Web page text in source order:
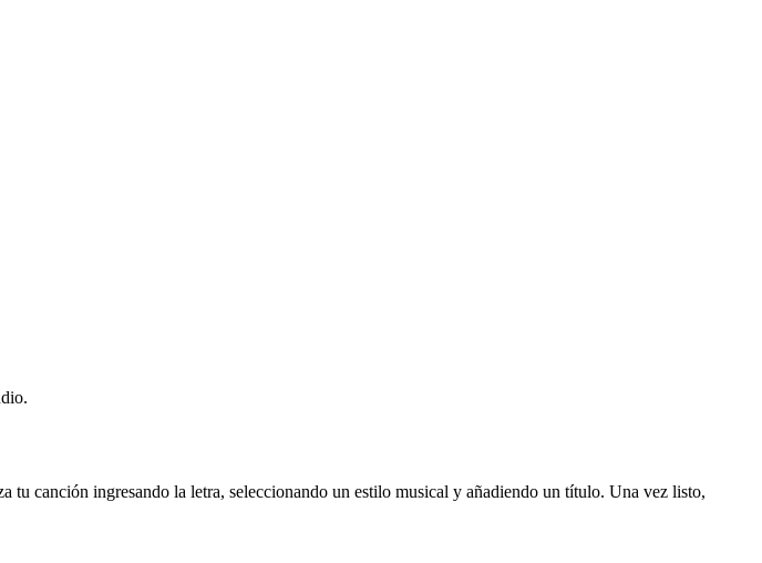
tu canción ingresando la letra, seleccionando un estilo musical y añadiendo un título. Una vez listo,